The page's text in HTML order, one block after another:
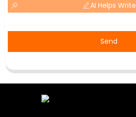
AI Helps Write
Send